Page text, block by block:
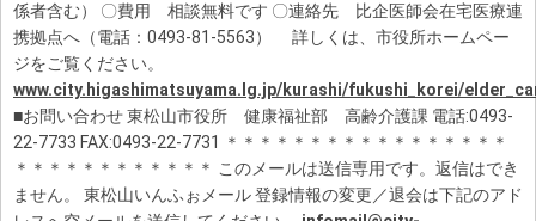
係者含む） 〇費用 相談無料です 〇連絡先 比企医師会在宅医療連
携拠点へ（電話：0493-81-5563） 詳しくは、市役所ホームペー
ジをご覧ください。
www.city.higashimatsuyama.lg.jp/kurashi/fukushi_korei/
■お問い合わせ 東松山市役所 健康福祉部 高齢介護課 電話:0493-
22-7733 FAX:0493-22-7731 ＊＊＊＊＊＊＊＊＊＊＊＊＊＊＊＊＊
＊＊＊＊＊＊＊＊＊＊＊＊ このメールは送信専用です。返信はでき
ません。 東松山いんふぉメール 登録情報の変更／退会は下記のアド